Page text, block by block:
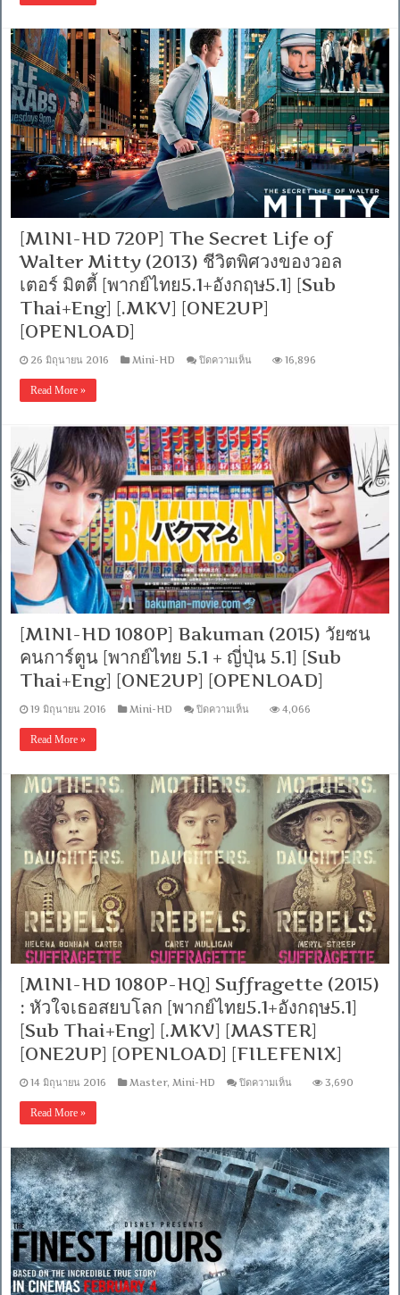
(2014)
ลู
ซี่
สวย
พิฆาต
[เสียง
Thai
5.1+Eng
5.1]
[Sub
Thai+Eng]
[.MKV]
[MASTER]
[ONE2UP]
[OPENLOAD]
[MINI-HD 720P] The Secret Life of
Walter Mitty (2013) ชีวิตพิศวงของวอล
เตอร์ มิตตี้ [พากย์ไทย5.1+อังกฤษ5.1] [Sub
Thai+Eng] [.MKV] [ONE2UP]
[OPENLOAD]
26 มิถุนายน 2016 Mini-HD ปิดความเห็น
Secret
Life
of
Walter
Mitty
(2013)
ชีวิต
พิศวง
ของ
วอล
เตอร์
มิต
ตี้
[พากย์
ไทย5.1+อังกฤษ5.1]
[Sub
Thai+Eng]
[.MKV]
[ONE2UP]
[OPENLOAD]
16,896
Read More »
[MINI-HD 1080P] Bakuman (2015) วัยซน
คนการ์ตูน [พากย์ไทย 5.1 + ญี่ปุ่น 5.1] [Sub
Thai+Eng] [ONE2UP] [OPENLOAD]
19 มิถุนายน 2016 Mini-HD ปิดความเห็นบน
(2015)
วัย
การ์ตูน
ไทย
+
ญี่ปุ่น
5.1]
[Sub
Thai+Eng]
[ONE2UP]
4,066
Read More »
[MINI-HD 1080P-HQ] Suffragette (2015)
: หัวใจเธอสยบโลก [พากย์ไทย5.1+อังกฤษ5.1]
[Sub Thai+Eng] [.MKV] [MASTER]
[ONE2UP] [OPENLOAD] [FILEFENIX]
14 มิถุนายน 2016 Master,Mini-HD ปิดความเห็นบน
Suffragette
(2015)
:
หัวใจ
เธอ
สยบ
โลก
[พากย์
ไทย5.1+อังกฤษ5.1]
[Sub
3,690
Read More »